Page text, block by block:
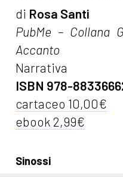
di Rosa Santi
PubMe – Collana
Accanto
Narrativa
ISBN 978-
cartaceo 10,00€
ebook 2,99€
Sinossi